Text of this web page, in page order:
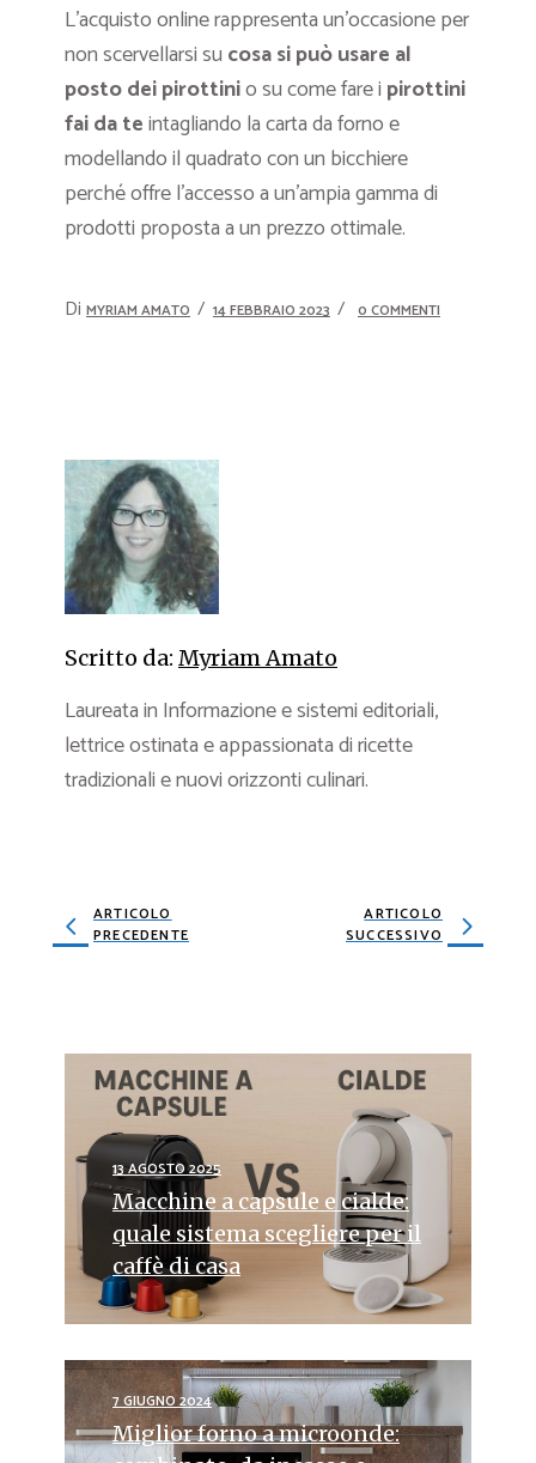
L’acquisto online rappresenta un’occasione per
non scervellarsi su cosa si può usare al
posto dei pirottinio su come fare i pirottini
fai da teintagliando la carta da forno e
modellando il quadrato con un bicchiere
perché offre l’accesso a un’ampia gamma di
prodotti proposta a un prezzo ottimale.
Di MYRIAM AMATO 14 FEBBRAIO 2023 0 COMMENTI
Scritto da: Myriam Amato
Laureata in Informazione e sistemi editoriali,
lettrice ostinata e appassionata di ricette
tradizionali e nuovi orizzonti culinari.
ARTICOLO
PRECEDENTE
ARTICOLO
SUCCESSIVO
13 AGOSTO 2025
Macchine a capsule e cialde:
quale sistema scegliere per il
caffè di casa
7 GIUGNO 2024
Miglior forno a microonde: